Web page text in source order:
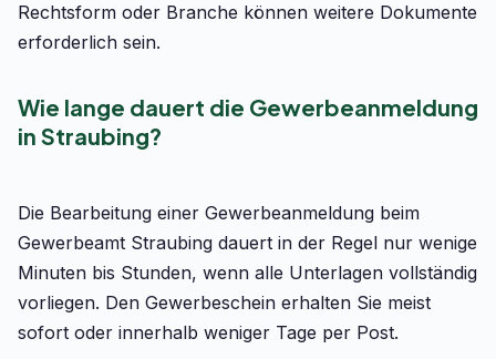
Rechtsform oder Branche können weitere Dokumente
erforderlich sein.
Wie lange dauert die Gewerbeanmeldung
in Straubing?
Die Bearbeitung einer Gewerbeanmeldung beim
Gewerbeamt Straubing dauert in der Regel nur wenige
Minuten bis Stunden, wenn alle Unterlagen vollständig
vorliegen. Den Gewerbeschein erhalten Sie meist
sofort oder innerhalb weniger Tage per Post.